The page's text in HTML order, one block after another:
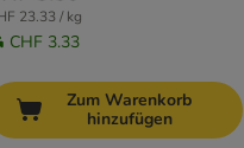
23.33 / kg
CHF 3.33
Zum Warenkorb
hinzufügen